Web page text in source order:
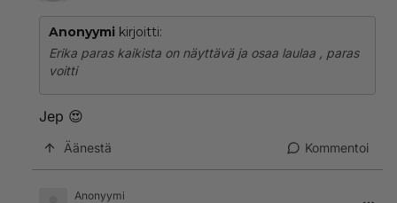
Anonyymi kirjoitti:
Erika paras kaikista on näyttävä ja osaa laulaa , paras
voitti
Jep 😍
Äänestä Kommentoi
Anonyymi